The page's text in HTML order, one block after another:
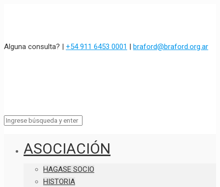
Alguna consulta? | +54 911 6453 0001 | braford@braford.org.ar
ASOCIACIÓN
HAGASE SOCIO
HISTORIA